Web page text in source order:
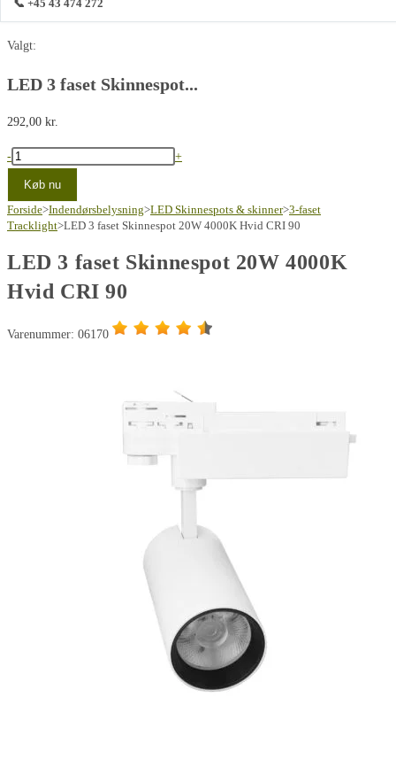
📞 +45 43 474 272
Valgt:
LED 3 faset Skinnespot...
292,00 kr.
LED
faset
Skinnespot
4000K
Hvid
90
- +
Køb nu
Forside>Indendørsbelysning>LED Skinnespots & skinner>3-faset
Tracklight>LED 3 faset Skinnespot 20W 4000K Hvid CRI 90
LED 3 faset Skinnespot 20W 4000K
Hvid CRI 90
Varenummer: 06170